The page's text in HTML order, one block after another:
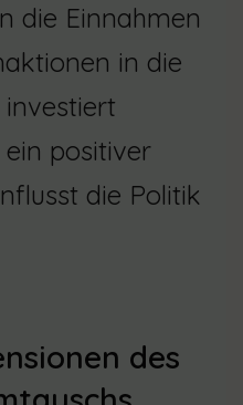
die Einnahmen
in die
investiert
ein positiver
die Politik
des